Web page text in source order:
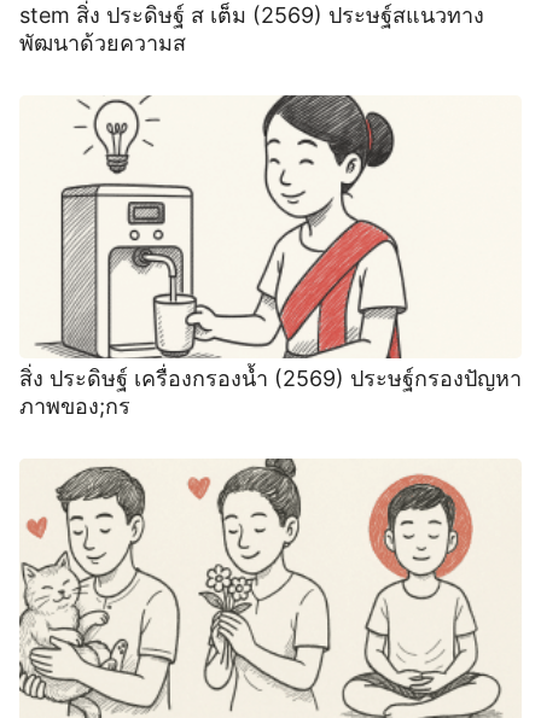
stem สิ่ง ประดิษฐ์ ส เต็ม (2569) ประษฐ์สแนวทาง
พัฒนาด้วยความส
สิ่ง ประดิษฐ์ เครื่องกรองน้ำ (2569) ประษฐ์กรองปัญหา
ภาพของ;กร